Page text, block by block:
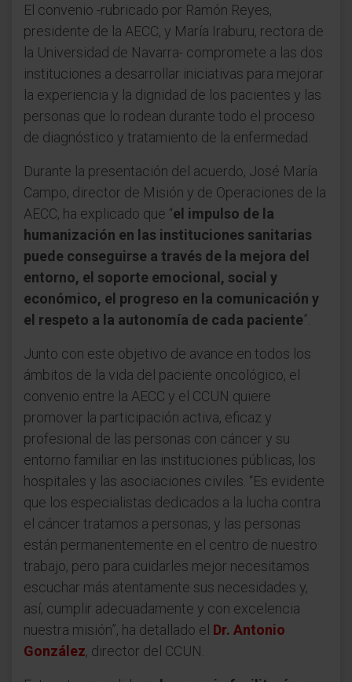
El convenio -rubricado por Ramón Reyes,
presidente de la AECC, y María Iraburu, rectora de
la Universidad de Navarra- compromete a las dos
instituciones a desarrollar iniciativas para mejorar
la experiencia y la dignidad de los pacientes y las
personas que lo rodean durante todo el proceso
de diagnóstico y tratamiento de la enfermedad.
Durante la presentación del acuerdo, José María
Campo, director de Misión y de Operaciones de la
AECC, ha explicado que “el impulso de la
humanización en las instituciones sanitarias
puede conseguirse a través de la mejora del
entorno, el soporte emocional, social y
económico, el progreso en la comunicación y
el respeto a la autonomía de cada paciente”.
Junto con este objetivo de avance en todos los
ámbitos de la vida del paciente oncológico, el
convenio entre la AECC y el CCUN quiere
promover la participación activa, eficaz y
profesional de las personas con cáncer y su
entorno familiar en las instituciones públicas, los
hospitales y las asociaciones civiles. “Es evidente
que los especialistas dedicados a la lucha contra
el cáncer tratamos a personas, y las personas
están permanentemente en el centro de nuestro
trabajo, pero para cuidarles mejor necesitamos
escuchar más atentamente sus necesidades y,
así, cumplir adecuadamente y con excelencia
nuestra misión”, ha detallado el Dr. Antonio
González, director del CCUN.